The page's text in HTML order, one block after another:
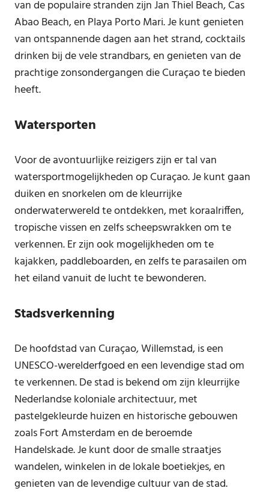
van de populaire stranden zijn Jan Thiel Beach, Cas
Abao Beach, en Playa Porto Mari. Je kunt genieten
van ontspannende dagen aan het strand, cocktails
drinken bij de vele strandbars, en genieten van de
prachtige zonsondergangen die Curaçao te bieden
heeft.
Watersporten
Voor de avontuurlijke reizigers zijn er tal van
watersportmogelijkheden op Curaçao. Je kunt gaan
duiken en snorkelen om de kleurrijke
onderwaterwereld te ontdekken, met koraalriffen,
tropische vissen en zelfs scheepswrakken om te
verkennen. Er zijn ook mogelijkheden om te
kajakken, paddleboarden, en zelfs te parasailen om
het eiland vanuit de lucht te bewonderen.
Stadsverkenning
De hoofdstad van Curaçao, Willemstad, is een
UNESCO-werelderfgoed en een levendige stad om
te verkennen. De stad is bekend om zijn kleurrijke
Nederlandse koloniale architectuur, met
pastelgekleurde huizen en historische gebouwen
zoals Fort Amsterdam en de beroemde
Handelskade. Je kunt door de smalle straatjes
wandelen, winkelen in de lokale boetiekjes, en
genieten van de levendige cultuur van de stad.